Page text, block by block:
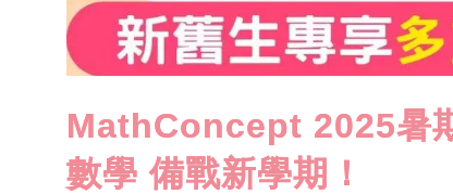
MathConcept 2025暑
數學 備戰新學期！